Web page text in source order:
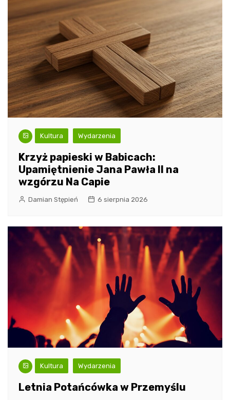
Kultura Wydarzenia
Krzyż papieski w Babicach:
Upamiętnienie Jana Pawła II na
wzgórzu Na Capie
Damian Stępień 6 sierpnia 2026
Kultura Wydarzenia
Letnia Potańcówka w Przemyślu